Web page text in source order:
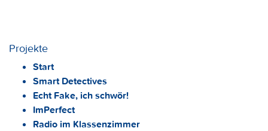
Projekte
Start
Smart Detectives
Echt Fake, ich schwör!
ImPerfect
Radio im Klassenzimmer